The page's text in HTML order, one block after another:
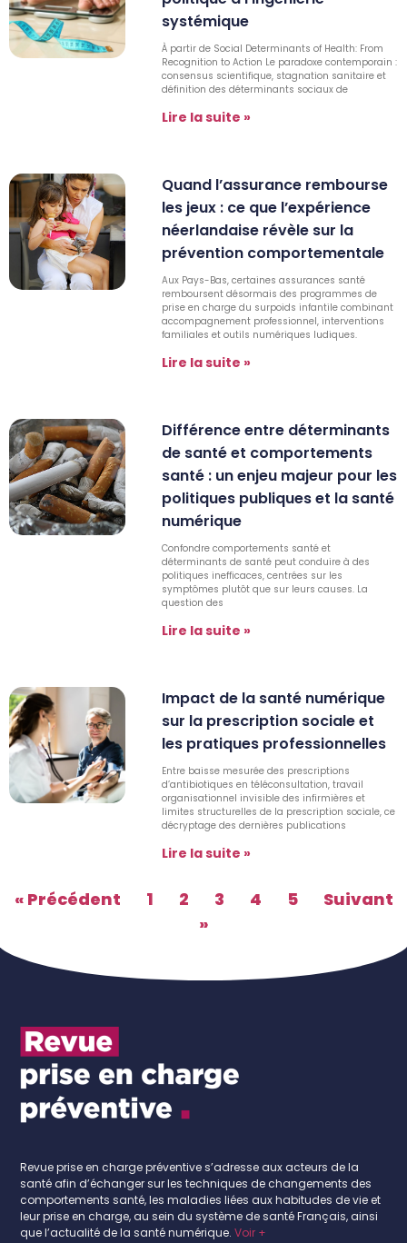
systémique
À partir de Social Determinants of Health: From
Recognition to Action Le paradoxe contemporain :
consensus scientifique, stagnation sanitaire et
définition des déterminants sociaux de
Lire la suite »
Quand l’assurance rembourse
les jeux : ce que l’expérience
néerlandaise révèle sur la
prévention comportementale
Aux Pays-Bas, certaines assurances santé
remboursent désormais des programmes de
prise en charge du surpoids infantile combinant
accompagnement professionnel, interventions
familiales et outils numériques ludiques.
Lire la suite »
Différence entre déterminants
de santé et comportements
santé : un enjeu majeur pour les
politiques publiques et la santé
numérique
Confondre comportements santé et
déterminants de santé peut conduire à des
politiques inefficaces, centrées sur les
symptômes plutôt que sur leurs causes. La
question des
Lire la suite »
Impact de la santé numérique
sur la prescription sociale et
les pratiques professionnelles
Entre baisse mesurée des prescriptions
d’antibiotiques en téléconsultation, travail
organisationnel invisible des infirmières et
limites structurelles de la prescription sociale, ce
décryptage des dernières publications
Lire la suite »
« Précédent 1 2 3 4 5
Suivant
»
Revue prise en charge préventive s’adresse aux acteurs de la
santé afin d’échanger sur les techniques de changements des
comportements santé, les maladies liées aux habitudes de vie et
leur prise en charge, au sein du système de santé Français, ainsi
que l’actualité de la santé numérique.Voir +